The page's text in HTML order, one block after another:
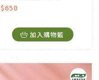
$650
加入購物籃